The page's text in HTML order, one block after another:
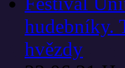
hudebníky.
hvězdy